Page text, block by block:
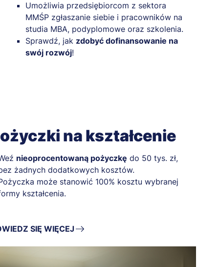
Umożliwia przedsiębiorcom z sektora
MMŚP zgłaszanie siebie i pracowników na
studia MBA, podyplomowe oraz szkolenia.
Sprawdź, jak zdobyć dofinansowanie na
swój rozwój!
na kształcenie
nieoprocentowaną pożyczkę do 50 tys. zł,
żadnych dodatkowych kosztów.
może stanowić 100% kosztu wybranej
kształcenia.
SIĘ WIĘCEJ